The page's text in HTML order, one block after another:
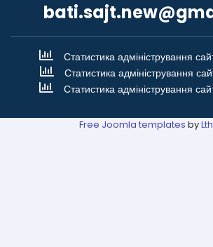
Статистика адміністрування
Статистика адміністрування
Статистика адміністрування
Free Joomla templates by